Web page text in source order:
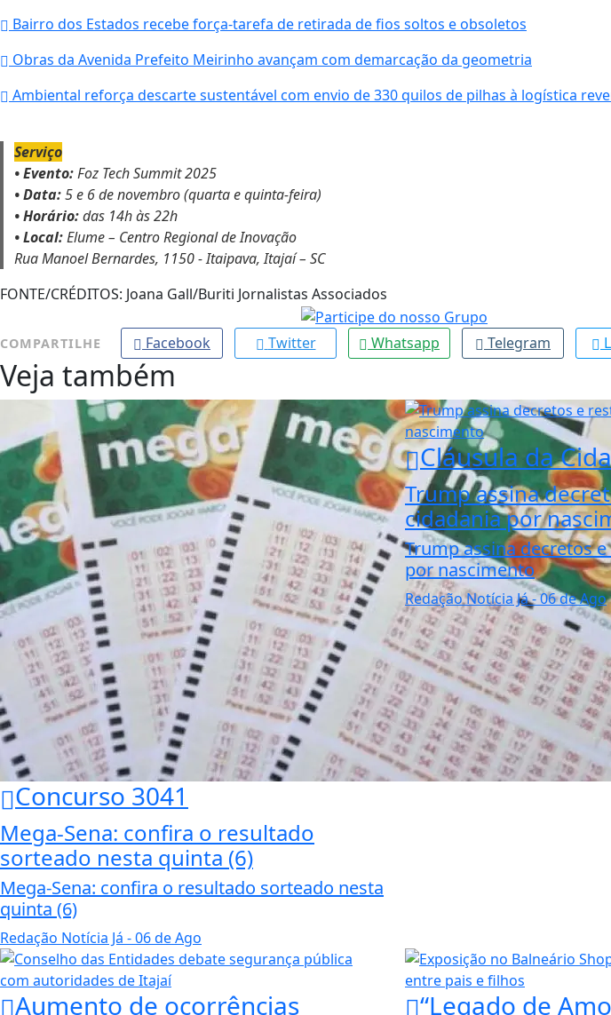
Bairro dos Estados recebe força-tarefa de retirada de fios soltos e obsoletos
Obras da Avenida Prefeito Meirinho avançam com demarcação da geometria
Ambiental reforça descarte sustentável com envio de 330 quilos de pilhas à logística
Serviço
• Evento:Foz Tech Summit 2025
• Data:5 e 6 de novembro (quarta e quinta-feira)
• Horário:das 14h às 22h
• Local:Elume – Centro Regional de Inovação
Rua Manoel Bernardes, 1150 - Itaipava, Itajaí – SC
FONTE/CRÉDITOS: Joana Gall/Buriti Jornalistas Associados
COMPARTILHE Facebook Twitter Whatsapp Telegram
Veja também
Concurso 3041
Mega-Sena: confira o resultado
sorteado nesta quinta (6)
Mega-Sena: confira o resultado sorteado nesta
quinta (6)
Redação Notícia Já - 06 de Ago
Cláusula da
Trump assina
cidadania por
Trump assina decretos
por nascimento
Redação Notícia Já- 06 de Ago
Aumento de ocorrências “Legado de